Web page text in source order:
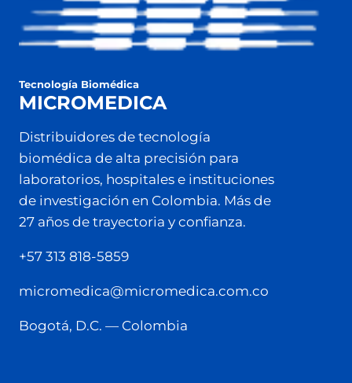
Tecnología Biomédica
MICROMEDICA
Distribuidores de tecnología
biomédica de alta precisión para
laboratorios, hospitales e instituciones
de investigación en Colombia. Más de
27 años de trayectoria y confianza.
+57 313 818-5859
micromedica@micromedica.com.co
Bogotá, D.C. — Colombia